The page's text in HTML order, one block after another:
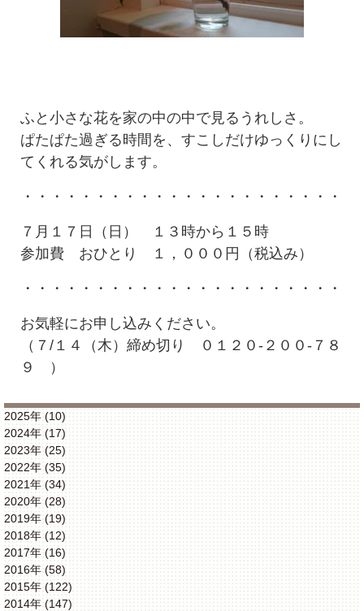
ふと小さな花を家の中の中で見るうれしさ。
ぱたぱた過ぎる時間を、すこしだけゆっくりにし
てくれる気がします。
・・・・・・・・・・・・・・・・・・・・・・
７月１７日（日） １３時から１５時
参加費 おひとり １，０００円（税込み）
・・・・・・・・・・・・・・・・・・・・・・
お気軽にお申し込みください。
（７/１４（木）締め切り ０１２０-２００-７８
９ ）
2025年 (10)
2024年 (17)
2023年 (25)
2022年 (35)
2021年 (34)
2020年 (28)
2019年 (19)
2018年 (12)
2017年 (16)
2016年 (58)
2015年 (122)
2014年 (147)